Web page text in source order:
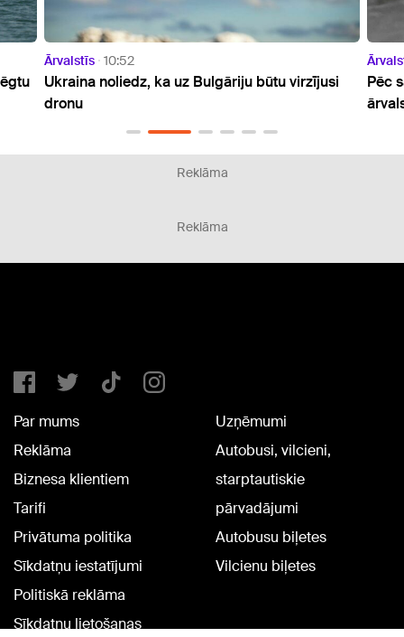
Bulgāriju būtu virzījusi
Pēc sarunām ar ASV Ukraina
ārvalstu tankkuģus Melnajā jūrā
Reklāma
Reklāma
Par mums
Reklāma
Biznesa klientiem
Tarifi
Privātuma politika
Sīkdatņu iestatījumi
Politiskā reklāma
Sīkdatņu lietošanas
Uzņēmumi
Autobusi, vilcieni,
starptautiskie
pārvadājumi
Autobusu biļetes
Vilcienu biļetes